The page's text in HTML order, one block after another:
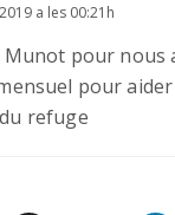
a les 00:21h
Munot pour nous
pour
refuge